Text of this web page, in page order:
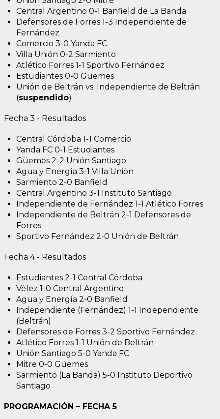
Central Argentino 0-1 Banfield de La Banda
Defensores de Forres 1-3 Independiente de
Fernández
Comercio 3-0 Yanda FC
Villa Unión 0-2 Sarmiento
Atlético Forres 1-1 Sportivo Fernández
Estudiantes 0-0 Güemes
Unión de Beltrán vs. Independiente de Beltrán
(suspendido)
Fecha 3 - Resultados
Central Córdoba 1-1 Comercio
Yanda FC 0-1 Estudiantes
Güemes 2-2 Unión Santiago
Agua y Energía 3-1 Villa Unión
Sarmiento 2-0 Banfield
Central Argentino 3-1 Instituto Santiago
Independiente de Fernández 1-1 Atlético Forres
Independiente de Beltrán 2-1 Defensores de
Forres
Sportivo Fernández 2-0 Unión de Beltrán
Fecha 4 - Resultados
Estudiantes 2-1 Central Córdoba
Vélez 1-0 Central Argentino
Agua y Energía 2-0 Banfield
Independiente (Fernández) 1-1 Independiente
(Beltrán)
Defensores de Forres 3-2 Sportivo Fernández
Atlético Forres 1-1 Unión de Beltrán
Unión Santiago 5-0 Yanda FC
Mitre 0-0 Güemes
Sarmiento (La Banda) 5-0 Instituto Deportivo
Santiago
PROGRAMACIÓN – FECHA 5